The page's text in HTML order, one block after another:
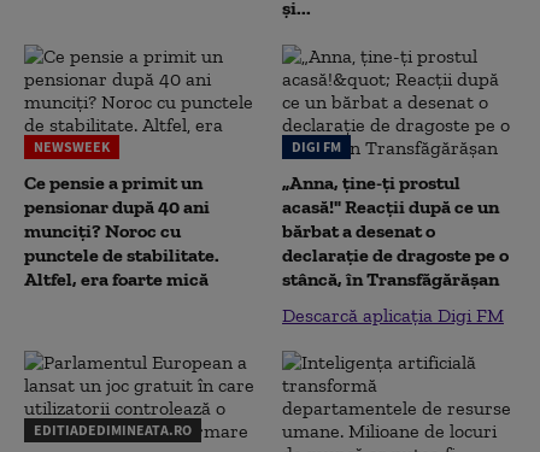
și...
NEWSWEEK
Ce pensie a primit un
pensionar după 40 ani
munciți? Noroc cu
punctele de stabilitate.
Altfel, era foarte mică
DIGI FM
„Anna, ţine-ţi prostul
acasă!" Reacţii după ce un
bărbat a desenat o
declaraţie de dragoste pe o
stâncă, în Transfăgărăşan
Descarcă aplicația Digi FM
EDITIADEDIMINEATA.RO